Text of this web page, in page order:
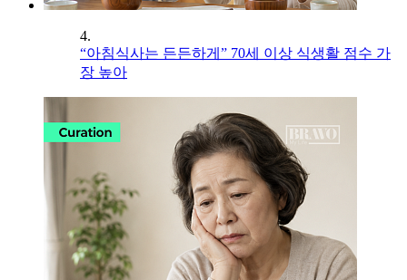
4.
“아침식사는 든든하게” 70세 이상 식생활 점수 가
장 높아